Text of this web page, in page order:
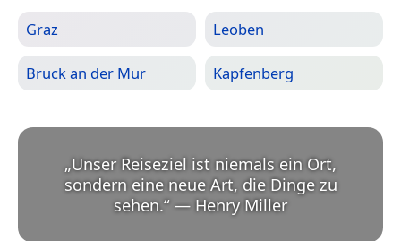
Graz Leoben
Bruck an der Mur Kapfenberg
„Unser Reiseziel ist niemals ein Ort,
sondern eine neue Art, die Dinge zu
sehen.“ — Henry Miller